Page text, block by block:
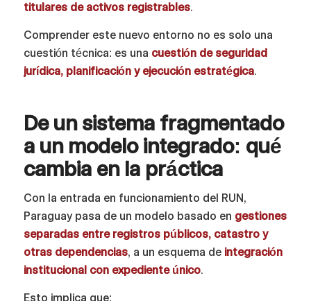
titulares de activos registrables.
Comprender este nuevo entorno no es solo una
cuestión técnica: es una cuestión de seguridad
jurídica, planificación y ejecución estratégica.
De un sistema fragmentado
a un modelo integrado: qué
cambia en la práctica
Con la entrada en funcionamiento del RUN,
Paraguay pasa de un modelo basado en gestiones
separadas entre registros públicos, catastro y
otras dependencias, a un esquema de integración
institucional con expediente único.
Esto implica que: